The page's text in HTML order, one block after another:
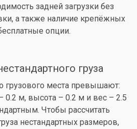
задней загрузки без
а также наличие крепёжных
опции.
груза
грузового места превышают:
0.2 м, высота – 0.2 м и вес – 2.5
Чтобы рассчитать
нестандартных размеров,